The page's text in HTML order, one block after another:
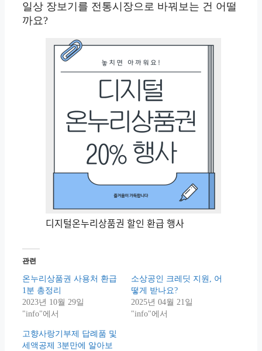
일상 장보기를 전통시장으로 바꿔보는 건 어떨
까요?
디지털온누리상품권 할인 환급 행사
관련
온누리상품권 사용처 환급
1분 총정리
2023년 10월 29일
"info"에서
소상공인 크레딧 지원, 어
떻게 받나요?
2025년 04월 21일
"info"에서
고향사랑기부제 답례품 및
세액공제 3분만에 알아보